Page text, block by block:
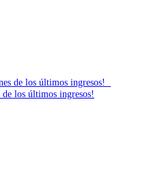
los últimos ingresos!